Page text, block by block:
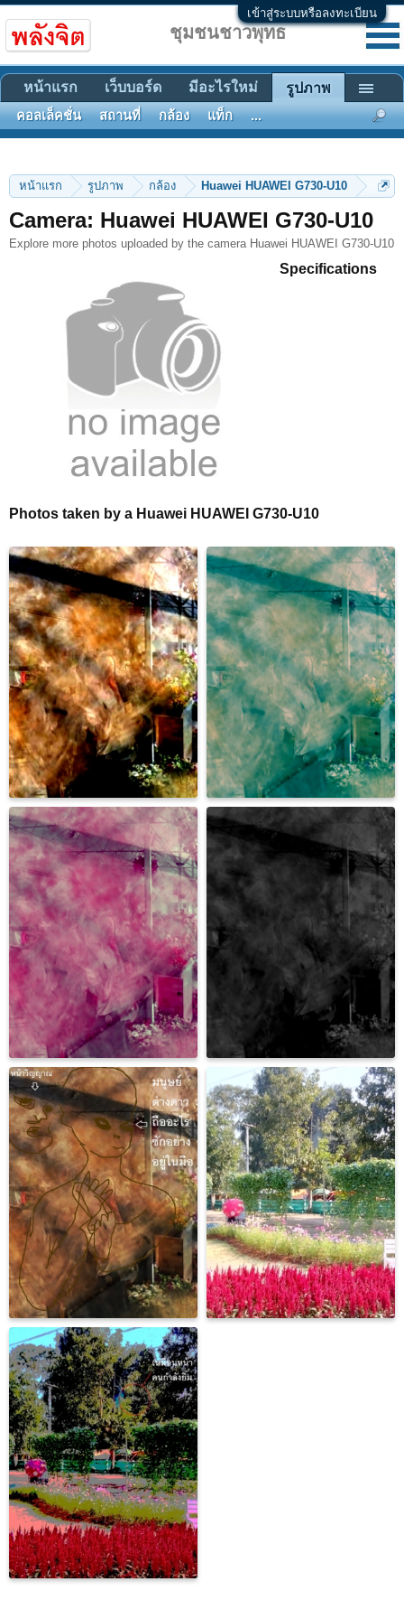
เข้าสู่ระบบหรือลงทะเบียน
หน้าแรก รูปภาพ กล้อง Huawei HUAWEI G730-U10
Camera: Huawei HUAWEI G730-U10
Explore more photos uploaded by the camera Huawei HUAWEI G730-U10
Specifications
Photos taken by a Huawei HUAWEI G730-U10
ชุมชนชาวพุทธ
หน้าแรก เว็บบอร์ด มีอะไรใหม่ รูปภาพ
คอลเล็คชั่น สถานที่ กล้อง แท็ก ...